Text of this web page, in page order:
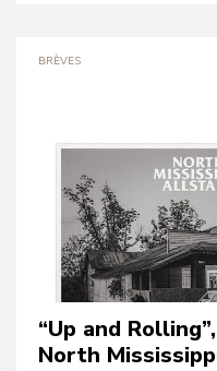
BRÈVES
“Up and
North